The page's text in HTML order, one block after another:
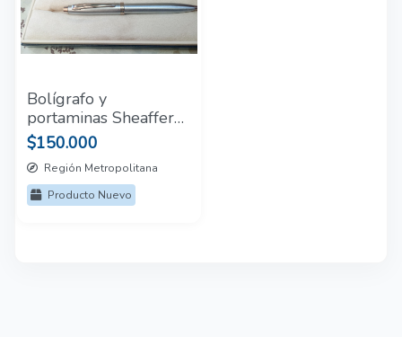
Bolígrafo y
portaminas Sheaffer
gift collection 100
$150.000
Región Metropolitana
Producto Nuevo